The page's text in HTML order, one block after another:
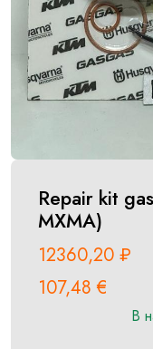
Repair kit
MXMA)
12360,20 ₽
107,48€
В